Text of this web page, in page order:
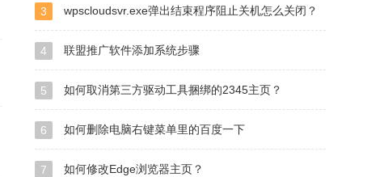
3 wpscloudsvr.exe弹出结束程序阻止关机怎么关闭？
4 联盟推广软件添加系统步骤
5 如何取消第三方驱动工具捆绑的2345主页？
6 如何删除电脑右键菜单里的百度一下
7 如何修改Edge浏览器主页？